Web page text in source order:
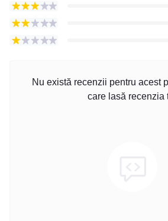
Nu există recenzii pentru acest
care lasă recenzia